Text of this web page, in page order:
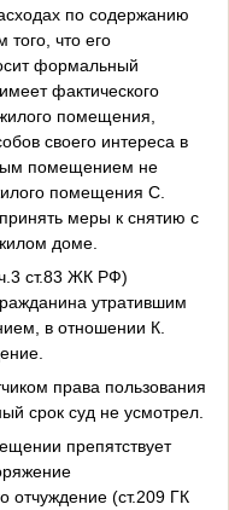
по содержанию
что его
формальный
фактического
помещения,
своего интереса в
помещением не
помещения С.
меры к снятию с
доме.
ст.83 ЖК РФ)
утратившим
в отношении К.
права пользования
срок суд не усмотрел.
препятствует
(ст.209 ГК